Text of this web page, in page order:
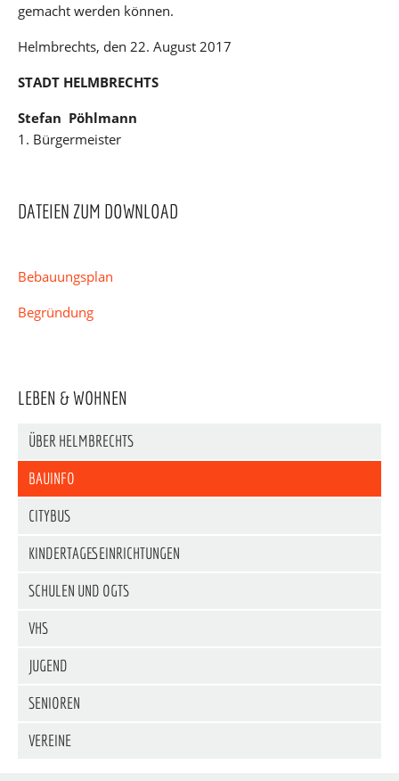
gemacht werden können.
Helmbrechts, den 22. August 2017
STADT HELMBRECHTS
Stefan Pöhlmann
1. Bürgermeister
DATEIEN ZUM DOWNLOAD
Bebauungsplan
Begründung
LEBEN & WOHNEN
ÜBER HELMBRECHTS
BAUINFO
CITYBUS
KINDERTAGESEINRICHTUNGEN
SCHULEN UND OGTS
VHS
JUGEND
SENIOREN
VEREINE